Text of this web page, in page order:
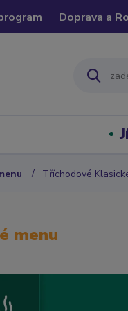
Doprava a
Tříchodové
menu